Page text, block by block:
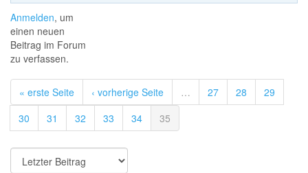
Anmelden, um
einen neuen
Beitrag im Forum
zu verfassen.
« erste Seite ‹ vorherige Seite … 27 28
29
30
31 32 33 34 35